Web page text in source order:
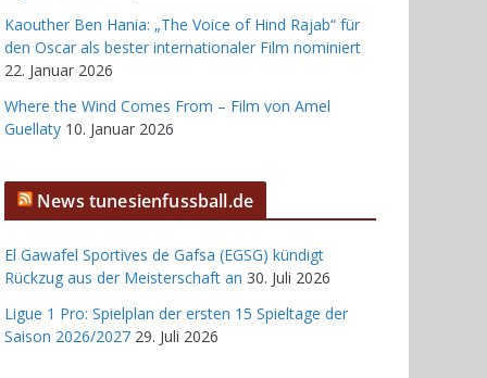
Kaouther Ben Hania: „The Voice of Hind Rajab“ für
den Oscar als bester internationaler Film nominiert
22. Januar 2026
Where the Wind Comes From – Film von Amel
Guellaty 10. Januar 2026
News tunesienfussball.de
El Gawafel Sportives de Gafsa (EGSG) kündigt
Rückzug aus der Meisterschaft an 30. Juli 2026
Ligue 1 Pro: Spielplan der ersten 15 Spieltage der
Saison 2026/2027 29. Juli 2026